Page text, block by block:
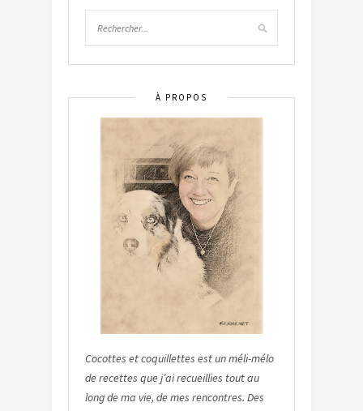
À PROPOS
Cocottes et coquillettes est un méli-mélo
de recettes que j’ai recueillies tout au
long de ma vie, de mes rencontres. Des